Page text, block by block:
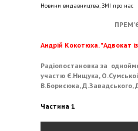
Новини видавництва,ЗМІ про нас
Андрій Кокотюха. "Адвокат
Радіопостановка за
участю Є.Нищука,
В.Борисюка, Д.Завадського,
Частина 1